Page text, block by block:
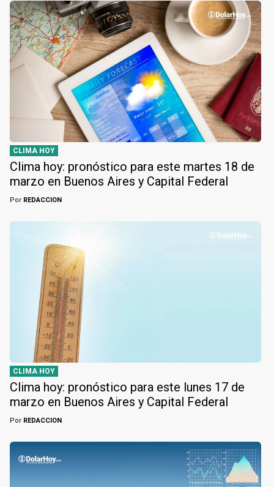
CLIMA HOY
Clima hoy: pronóstico para este martes 18 de
marzo en Buenos Aires y Capital Federal
Por REDACCION
CLIMA HOY
Clima hoy: pronóstico para este lunes 17 de
marzo en Buenos Aires y Capital Federal
Por REDACCION